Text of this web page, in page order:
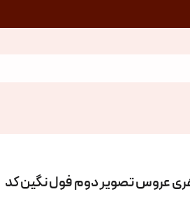
عروس تصویر دوم فول نگین کد